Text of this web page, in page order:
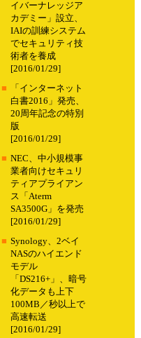
イバーナレッジア
カデミー」設立、
IAIの訓練システム
でセキュリティ技
術者を養成
[2016/01/29]
■
「インターネット
白書2016」発売、
20周年記念の特別
版
[2016/01/29]
■ NEC、中小規模事
業者向けセキュリ
ティアプライアン
ス「Aterm
SA3500G」を発売
[2016/01/29]
■ Synology、2ベイ
NASのハイエンド
モデル
「DS216+」、暗号
化データも上下
100MB／秒以上で
高速転送
[2016/01/29]